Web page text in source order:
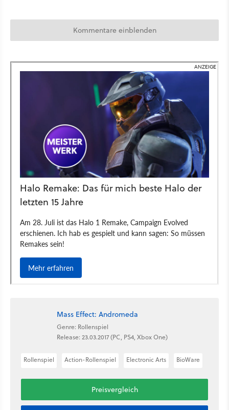
Kommentare einblenden
Mass Effect: Andromeda
Genre: Rollenspiel
Release: 23.03.2017 (PC, PS4, Xbox One)
Rollenspiel Action-Rollenspiel Electronic Arts BioWare
Preisvergleich